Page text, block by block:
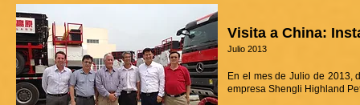
Visita a China:
Julio 2013
En el mes de Julio de 2013,
empresa Shengli Highland